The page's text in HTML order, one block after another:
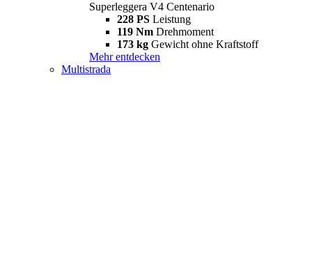
Superleggera V4 Centenario
228 PS Leistung
119 Nm Drehmoment
173 kg Gewicht ohne Kraftstoff
Mehr entdecken
Multistrada